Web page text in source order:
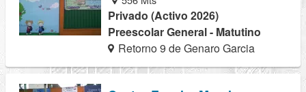
Privado (Activo 2026)
Preescolar General - Matutino
Retorno 9 de Genaro Garcia